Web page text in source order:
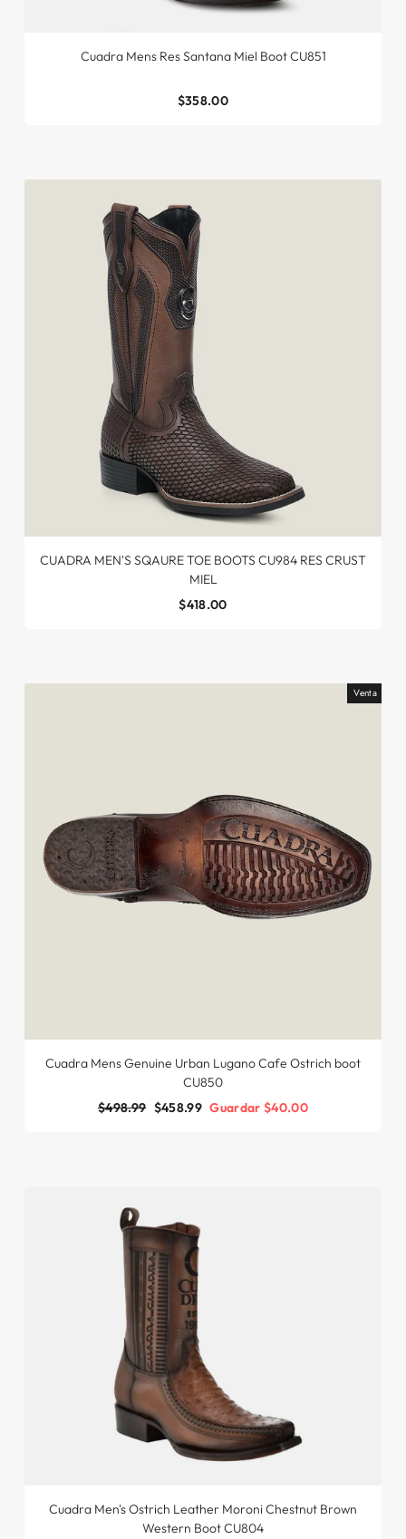
Cuadra Mens Res Santana Miel Boot CU851
$358.00
CUADRA MEN'S SQAURE TOE BOOTS CU984 RES CRUST
MIEL
$418.00
Venta
Cuadra Mens Genuine Urban Lugano Cafe Ostrich boot
CU850
Precio
$498.99 Precio
$458.99 Guardar $40.00
Cuadra Men's Ostrich Leather Moroni Chestnut Brown
Western Boot CU804